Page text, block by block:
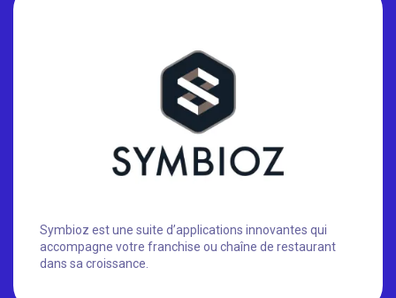
Symbioz est une suite d’applications innovantes qui
accompagne votre franchise ou chaîne de restaurant
dans sa croissance.